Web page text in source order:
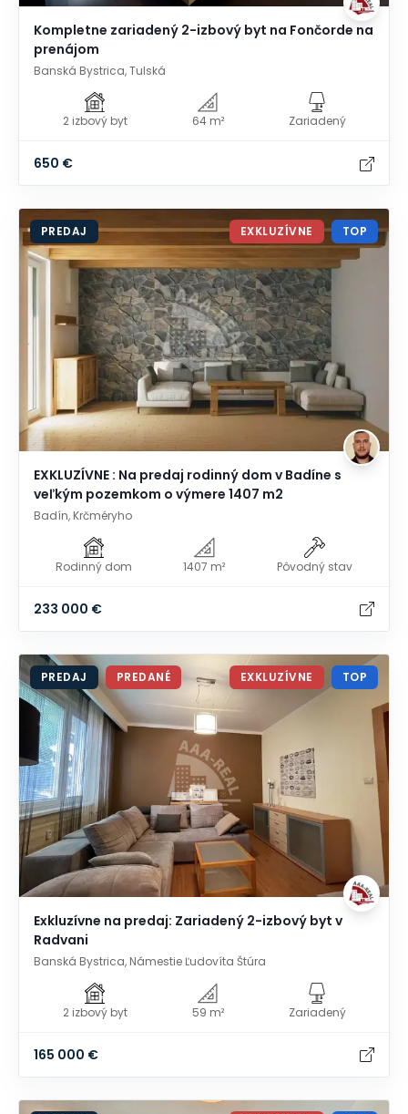
Kompletne zariadený 2-izbový byt na Fončorde na
prenájom
Banská Bystrica, Tulská
2 izbový byt 64 m² Zariadený
650 €
PREDAJ EXKLUZÍVNE TOP
EXKLUZÍVNE : Na predaj rodinný dom v Badíne s
veľkým pozemkom o výmere 1407 m2
Badín, Krčméryho
Rodinný dom 1407 m² Pôvodný stav
233 000 €
PREDAJ PREDANÉ EXKLUZÍVNE TOP
Exkluzívne na predaj: Zariadený 2-izbový byt v
Radvani
Banská Bystrica, Námestie Ľudovíta Štúra
2 izbový byt 59 m² Zariadený
165 000 €